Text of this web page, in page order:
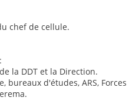
chef de cellule.
la DDT et la Direction.
bureaux d'études, ARS, Forces